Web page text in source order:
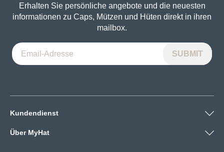
Erhalten Sie persönliche angebote und die neuesten
informationen zu Caps, Mützen und Hüten direkt in ihren
mailbox.
Kundendienst
Über MyHat